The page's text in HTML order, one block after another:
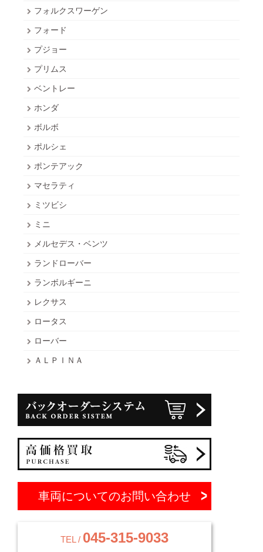
フォルクスワーゲン
フォード
プジョー
プリムス
ベントレー
ホンダ
ボルボ
ポルシェ
ポンテアック
マセラティ
ミツビシ
ミニ
メルセデス・ベンツ
ランドローバー
ランボルギーニ
レクサス
ロータス
ローバー
ＡＬＰＩＮＡ
車両についてのお問い合わせ
TEL / 045-315-9033